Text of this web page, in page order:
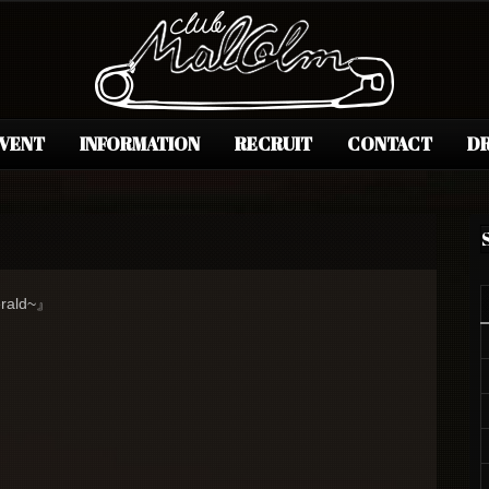
INFORMATION RECRUIT CONTACT
』